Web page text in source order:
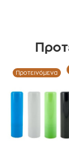
Προτεινόμενα